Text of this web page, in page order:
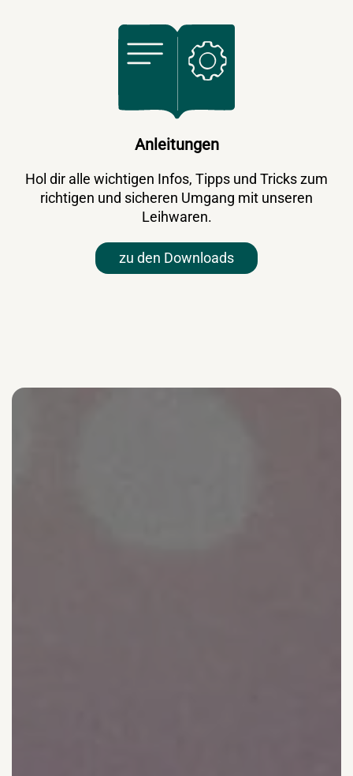
Anleitungen
Hol dir alle wichtigen Infos, Tipps und Tricks zum
richtigen und sicheren Umgang mit unseren
Leihwaren.
zu den Downloads